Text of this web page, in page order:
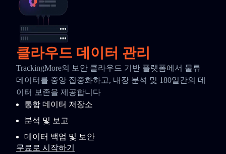
클라우드 데이터 관리
TrackingMore의 보안 클라우드 기반 플랫폼에서 물류
데이터를 중앙 집중화하고, 내장 분석 및 180일간의 데
이터 보존을 제공합니다
통합 데이터 저장소
분석 및 보고
데이터 백업 및 보안
무료로 시작하기